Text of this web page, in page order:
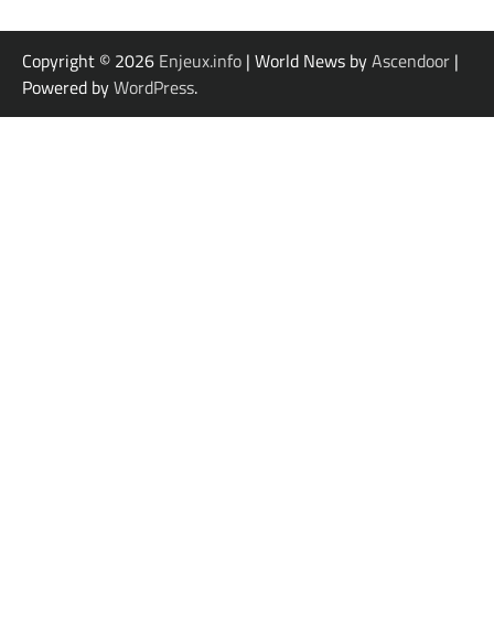
Copyright © 2026 Enjeux.info | World News byAscendoor |
Powered byWordPress.